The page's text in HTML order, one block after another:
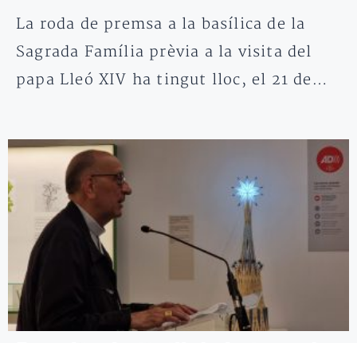
La roda de premsa a la basílica de la
Sagrada Família prèvia a la visita del
papa Lleó XIV ha tingut lloc, el 21 de…